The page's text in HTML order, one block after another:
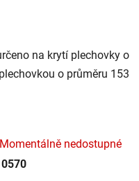
na krytí plechovky o
o průměru 153
Momentálně nedostupné
0570